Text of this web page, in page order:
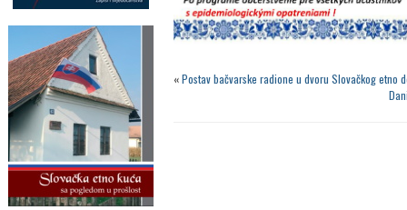
«Postav bačvarske radione u dvoru Slovačkog etno